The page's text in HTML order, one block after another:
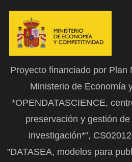
Proyecto financiado por Plan
Ministerio de Economía
*OPENDATASCIENCE,
preservación y gestión
investigación*",
"DATASEA, modelos para